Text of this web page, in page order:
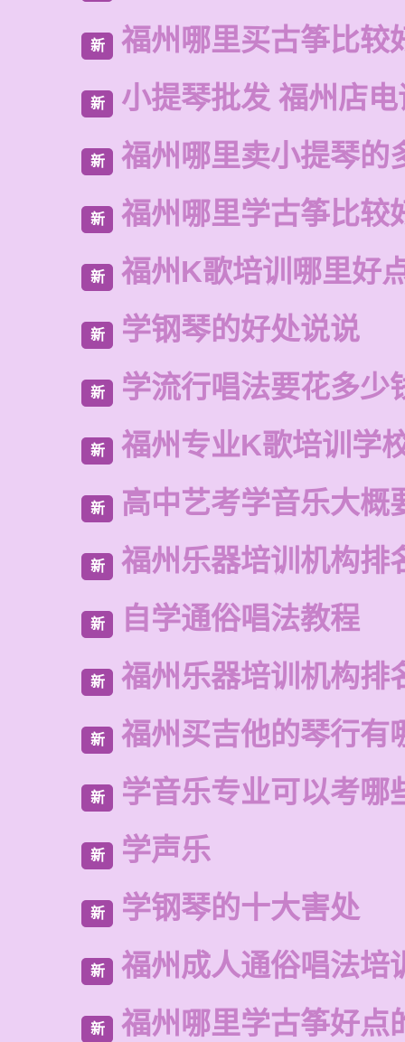
新 福州哪里买古筝比较
新 小提琴批发 福州店
新 福州哪里卖小提琴的
新 福州哪里学古筝比较
新 福州K歌培训哪里好
新 学钢琴的好处说说
新 学流行唱法要花多少
新 福州专业K歌培训学
新 高中艺考学音乐大概
新 福州乐器培训机构排
新 自学通俗唱法教程
新 福州乐器培训机构排
新 福州买吉他的琴行有
新 学音乐专业可以考哪
新 学声乐
新 学钢琴的十大害处
新 福州成人通俗唱法培
新 福州哪里学古筝好点